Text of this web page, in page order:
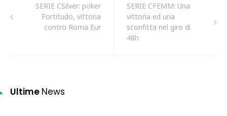
SERIE CSilver: poker
Fortitudo, vittoria
contro Roma Eur
SERIE CFEMM: Una
vittoria ed una
sconfitta nel giro di
48h
Ultime News